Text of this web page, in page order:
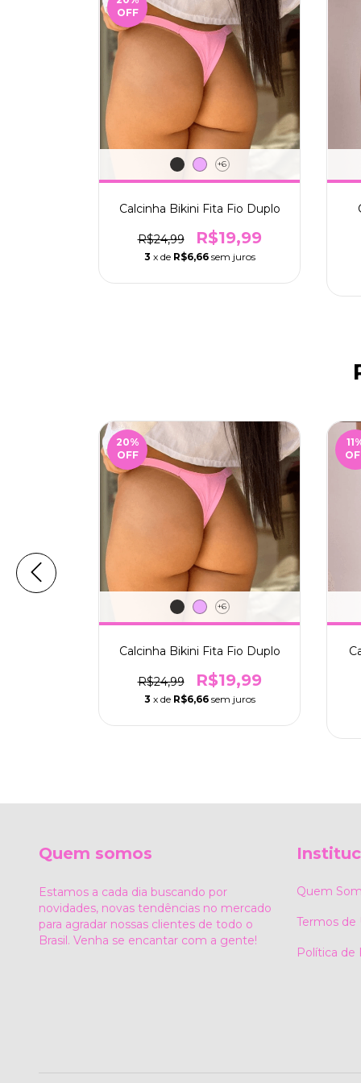
OFF
+6
Calcinha Bikini Fita Fio Duplo
R$24,99 R$19,99
3 x de R$6,66 sem juros
20%
OFF
+6
Calcinha Bikini Fita Fio Duplo
R$24,99 R$19,99
3 x de R$6,66 sem juros
11
Quem somos
Estamos a cada dia buscando por
novidades, novas tendências no mercado
para agradar nossas clientes de todo o
Brasil. Venha se encantar com a gente!
Quem
Termos de
Política de